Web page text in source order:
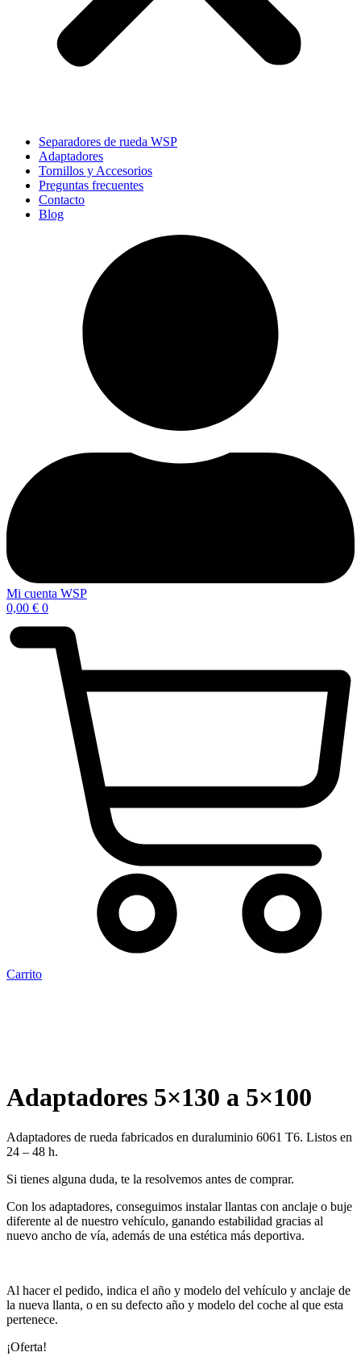
Separadores de rueda WSP
Adaptadores
Tornillos y Accesorios
Preguntas frecuentes
Contacto
Blog
Mi cuenta WSP
0,00 € 0
Carrito
Adaptadores 5×130 a 5×100
Adaptadores de rueda fabricados en duraluminio 6061 T6. Listos en
24 – 48 h.
Si tienes alguna duda, te la resolvemos antes de comprar.
Con los adaptadores, conseguimos instalar llantas con anclaje o buje
diferente al de nuestro vehículo, ganando estabilidad gracias al
nuevo ancho de vía, además de una estética más deportiva.
Al hacer el pedido, indica el año y modelo del vehículo y anclaje de
la nueva llanta, o en su defecto año y modelo del coche al que esta
pertenece.
¡Oferta!